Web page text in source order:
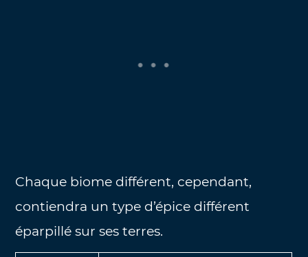
Chaque biome différent, cependant,
contiendra un type d’épice différent
éparpillé sur ses terres.